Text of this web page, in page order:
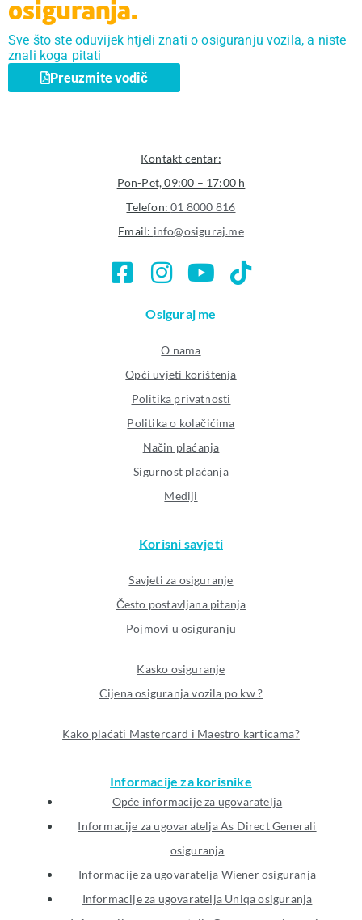
osiguranja.
Sve što ste oduvijek htjeli znati o osiguranju vozila, a niste
znali koga pitati
Preuzmite vodič
Kontakt centar:
Pon-Pet, 09:00 – 17:00 h
Telefon:01 8000 816
Email: info@osiguraj.me
Osiguraj me
O nama
Opći uvjeti korištenja
Politika privatnosti
Politika o kolačićima
Način plaćanja
Sigurnost plaćanja
Mediji
Korisni savjeti
Savjeti za osiguranje
Često postavljana pitanja
Pojmovi u osiguranju
Kasko osiguranje
Cijena osiguranja vozila po kw ?
Kako plaćati Mastercard i Maestro karticama?
Informacije za korisnike
Opće informacije za ugovaratelja
Informacije za ugovaratelja As Direct Generali
osiguranja
Informacije za ugovaratelja Wiener osiguranja
Informacije za ugovaratelja Uniqa osiguranja